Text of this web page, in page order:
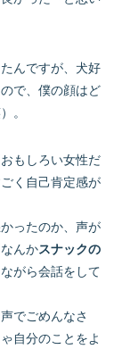
んですが、犬好
で、僕の顔はど
。
もしろい女性だ
く自己肯定感が
ったのか、声が
んかスナックの
がら会話をして
でごめんなさ
自分のことをよ